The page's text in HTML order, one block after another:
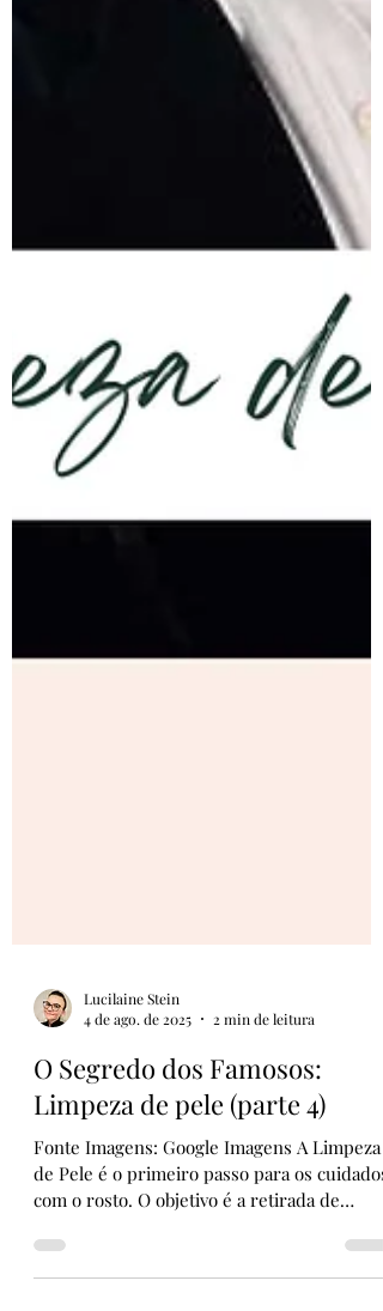
Lucilaine Stein
4 de ago. de 2025
2 min de leitura
O Segredo dos Famosos:
Limpeza de pele (parte 4)